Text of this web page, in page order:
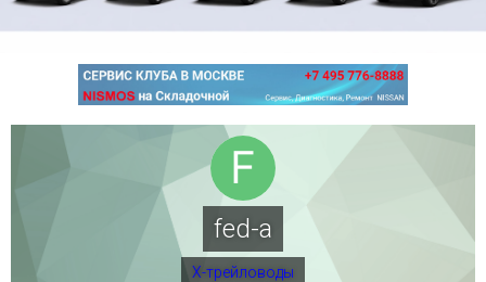
fed-a
Х-трейловоды